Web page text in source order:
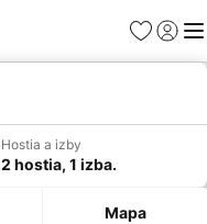
Obľúbené
Hostia a izby
2 hostia, 1 izba.
Mapa